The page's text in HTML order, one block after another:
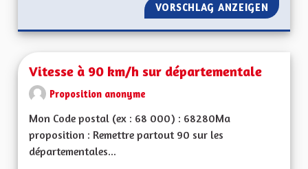
VORSCHLAG ANZEIGEN
Vitesse à 90 km/h sur départementale
Proposition anonyme
Mon Code postal (ex : 68 000) : 68280Ma
proposition : Remettre partout 90 sur les
départementales...